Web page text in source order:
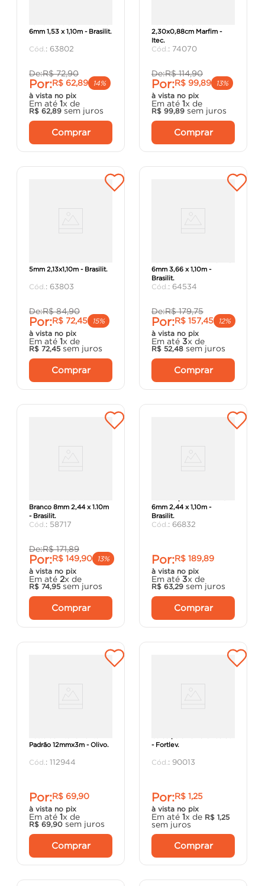
6mm 1,53 x 1,10m - Brasilit.
: 63802
De:R$ 72,90
Por:R$ 62,89
14%
à vista no pix
Em até 1x de
R$ 62,89 sem juros
Comprar
2,30x0,88cm Marfim -
Itec.
: 74070
De:R$ 114,90
Por:R$ 99,89
13%
à vista no pix
Em até 1x de
R$ 99,89 sem juros
Comprar
5mm 2,13x1,10m - Brasilit.
: 63803
De:R$ 84,90
Por:R$ 72,45
15%
à vista no pix
Em até 1x de
R$ 72,45 sem juros
Comprar
6mm 3,66 x 1,10m -
Brasilit.
: 64534
De:R$ 179,75
Por:R$ 157,45
12%
à vista no pix
Em até 3x de
R$ 52,48 sem juros
Comprar
Branco 8mm 2,44 x 1.10m
- Brasilit.
: 58717
De:R$ 171,89
Por:R$ 149,90
13%
à vista no pix
Em até 2x de
R$ 74,95 sem juros
Comprar
6mm 2,44 x 1,10m -
Brasilit.
: 66832
Por:R$ 189,89
à vista no pix
Em até 3x de
R$ 63,29 sem juros
Comprar
Padrão 12mmx3m - Olivo.
: 112944
Por:R$ 69,90
à vista no pix
Em até 1x de
R$ 69,90 sem juros
Comprar
- Fortlev.
: 90013
Por:R$ 1,25
à vista no pix
Em até 1x de R$ 1,25
sem juros
Comprar